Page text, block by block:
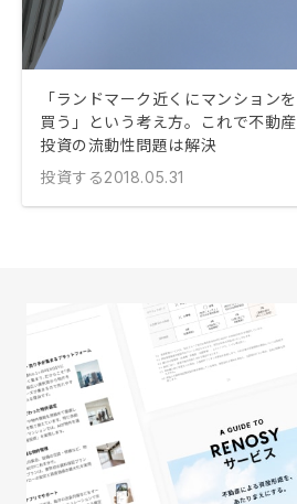
「ランドマーク近くにマンションを
買う」という考え方。これで不動産
投資の流動性問題は解決
投資する2018.05.31